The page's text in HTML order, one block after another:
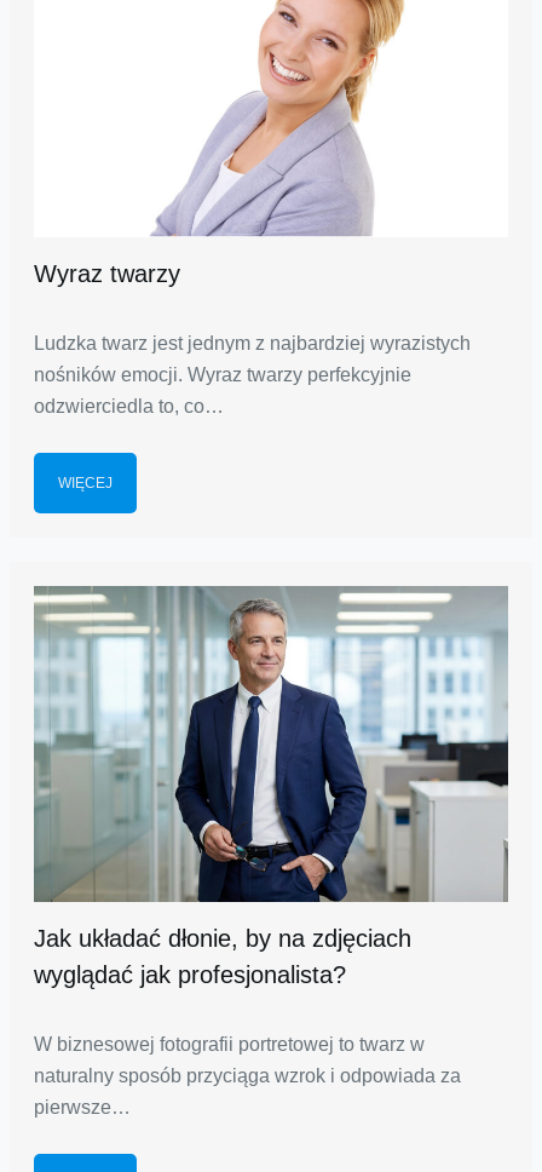
Wyraz twarzy
Ludzka twarz jest jednym z najbardziej wyrazistych
nośników emocji. Wyraz twarzy perfekcyjnie
odzwierciedla to, co…
WIĘCEJ
Jak układać dłonie, by na zdjęciach
wyglądać jak profesjonalista?
W biznesowej fotografii portretowej to twarz w
naturalny sposób przyciąga wzrok i odpowiada za
pierwsze…